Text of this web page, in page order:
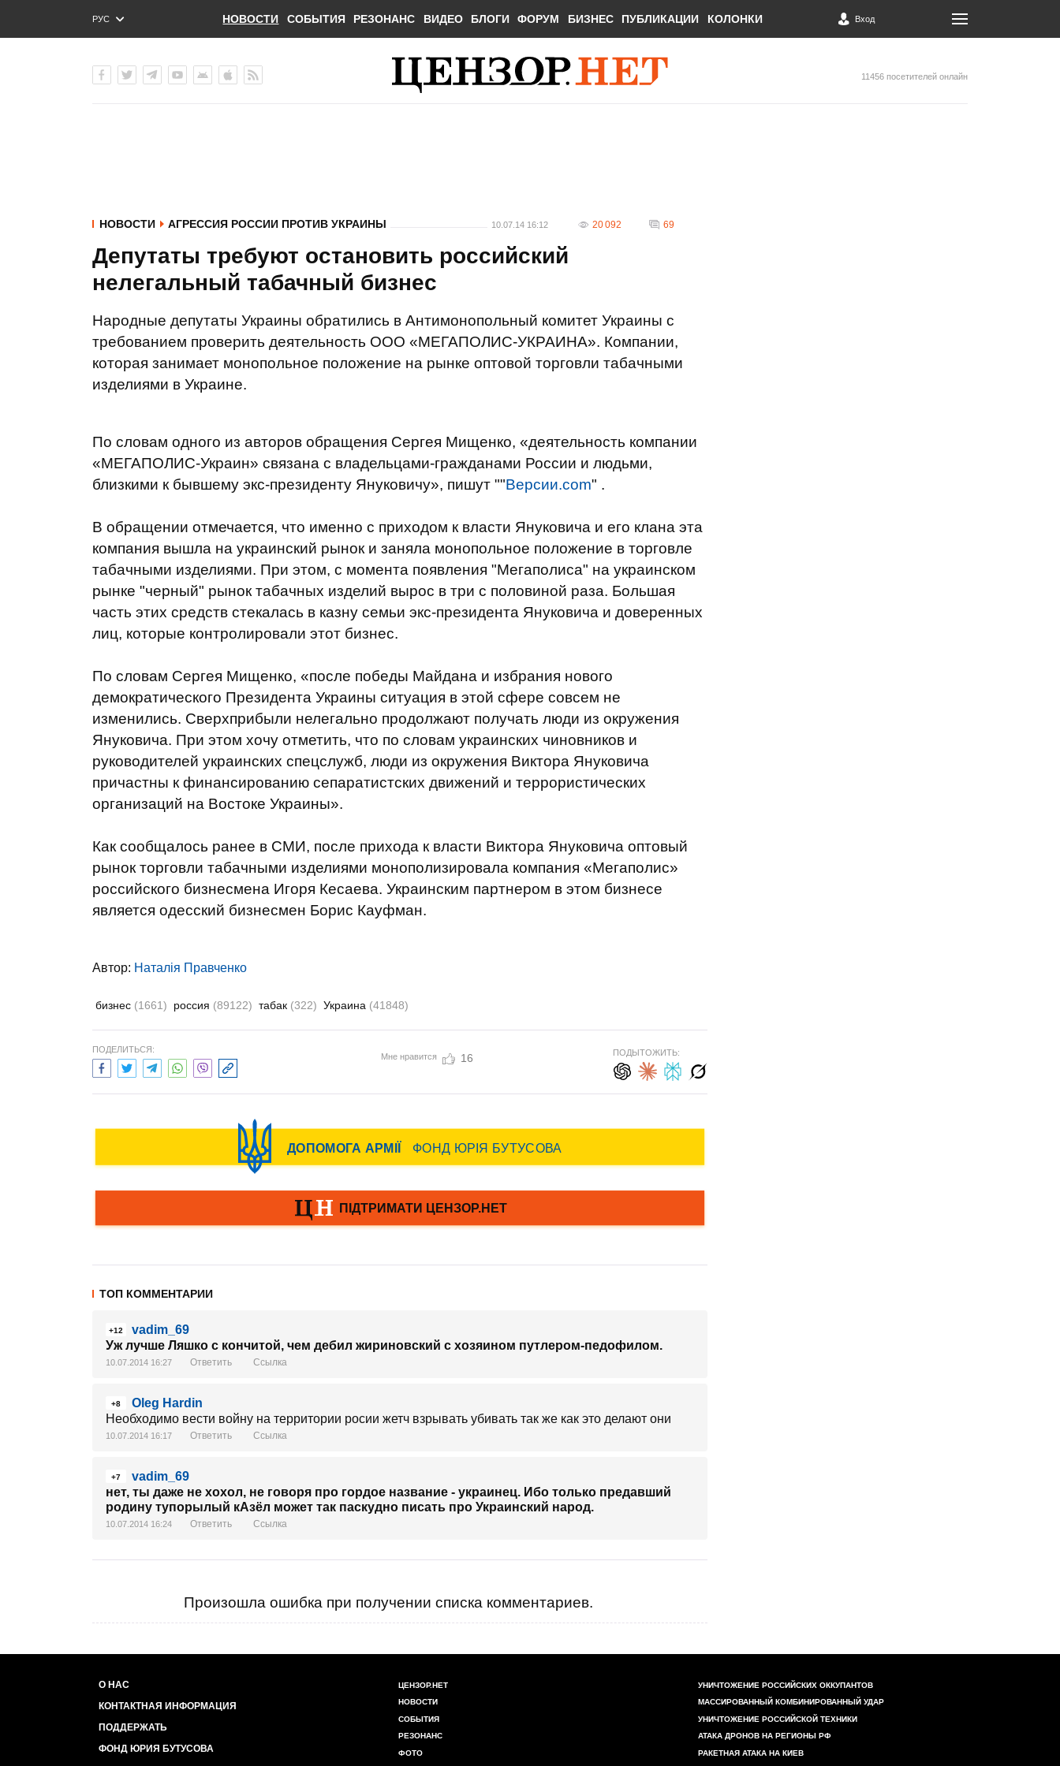
РУС
ENG
НОВОСТИ СОБЫТИЯ РЕЗОНАНС ВИДЕО БЛОГИ ФОРУМ БИЗНЕС ПУБЛИКАЦИИ КОЛОНКИ Вход
11456 посетителей онлайн
НОВОСТИ АГРЕССИЯ РОССИИ ПРОТИВ УКРАИНЫ 10.07.14 16:12 20 092 69
Депутаты требуют остановить российский
нелегальный табачный бизнес
Народные депутаты Украины обратились в Антимонопольный комитет Украины с
требованием проверить деятельность ООО «МЕГАПОЛИС-УКРАИНА». Компании,
которая занимает монопольное положение на рынке оптовой торговли табачными
изделиями в Украине.
По словам одного из авторов обращения Сергея Мищенко, «деятельность компании
«МЕГАПОЛИС-Украин» связана с владельцами-гражданами России и людьми,
близкими к бывшему экс-президенту Януковичу», пишут ""Версии.com" .
В обращении отмечается, что именно с приходом к власти Януковича и его клана эта
компания вышла на украинский рынок и заняла монопольное положение в торговле
табачными изделиями. При этом, с момента появления "Мегаполиса" на украинском
рынке "черный" рынок табачных изделий вырос в три с половиной раза. Большая
часть этих средств стекалась в казну семьи экс-президента Януковича и доверенных
лиц, которые контролировали этот бизнес.
По словам Сергея Мищенко, «после победы Майдана и избрания нового
демократического Президента Украины ситуация в этой сфере совсем не
изменились. Сверхприбыли нелегально продолжают получать люди из окружения
Януковича. При этом хочу отметить, что по словам украинских чиновников и
руководителей украинских спецслужб, люди из окружения Виктора Януковича
причастны к финансированию сепаратистских движений и террористических
организаций на Востоке Украины».
Как сообщалось ранее в СМИ, после прихода к власти Виктора Януковича оптовый
рынок торговли табачными изделиями монополизировала компания «Мегаполис»
российского бизнесмена Игоря Кесаева. Украинским партнером в этом бизнесе
является одесский бизнесмен Борис Кауфман.
Автор: Наталія Правченко
бизнес (1661) россия (89122) табак (322) Украина (41848)
ПОДЕЛИТЬСЯ:
Мне нравится 16 ПОДЫТОЖИТЬ:
ТОП КОММЕНТАРИИ
+12
vadim_69
Уж лучше Ляшко с кончитой, чем дебил жириновский с хозяином путлером-педофилом.
10.07.2014 16:27 Ответить Ссылка
+8
Oleg Hardin
Необходимо вести войну на территории росии жетч взрывать убивать так же как это делают они
10.07.2014 16:17 Ответить Ссылка
+7
vadim_69
нет, ты даже не хохол, не говоря про гордое название - украинец. Ибо только предавший
родину тупорылый кАзёл может так паскудно писать про Украинский народ.
10.07.2014 16:24 Ответить Ссылка
Произошла ошибка при получении списка комментариев.
О НАС
КОНТАКТНАЯ ИНФОРМАЦИЯ
ПОДДЕРЖАТЬ
ФОНД ЮРИЯ БУТУСОВА
ЦЕНЗОР.НЕТ
НОВОСТИ
СОБЫТИЯ
РЕЗОНАНС
ФОТО
УНИЧТОЖЕНИЕ РОССИЙСКИХ ОККУПАНТОВ
МАССИРОВАННЫЙ КОМБИНИРОВАННЫЙ УДАР
УНИЧТОЖЕНИЕ РОССИЙСКОЙ ТЕХНИКИ
АТАКА ДРОНОВ НА РЕГИОНЫ РФ
РАКЕТНАЯ АТАКА НА КИЕВ